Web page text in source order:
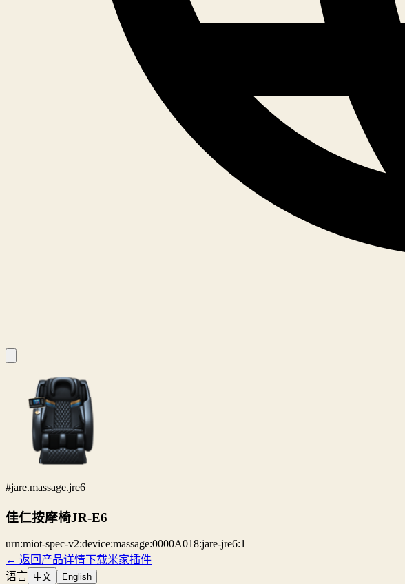
#jare.massage.jre6
佳仁按摩椅JR-E6
urn:miot-spec-v2:device:massage:0000A018:jare-jre6:1
← 返回产品详情下载米家插件
语言 中文 English